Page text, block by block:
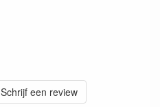
Schrijf een review